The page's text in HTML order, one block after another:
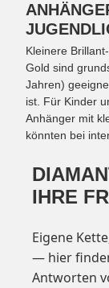
Kleinere
Gold sind
Jahren)
ist. Für Kinder
Anhänger mit
könnten bei
IHRE
Eigene
— hier
Antworten